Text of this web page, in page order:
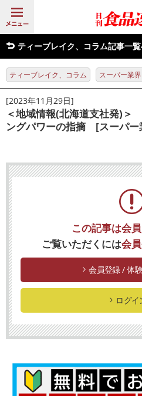
ティーブレイク、コラム記事一
ティーブレイク、コラム スーパー業界
[2023年11月29日]
＜地域情報(北海道支社発)＞
ングパワーの指摘 [スーパー
この記事は会員
ご覧いただくには会
会員登録 / 体
ログイ